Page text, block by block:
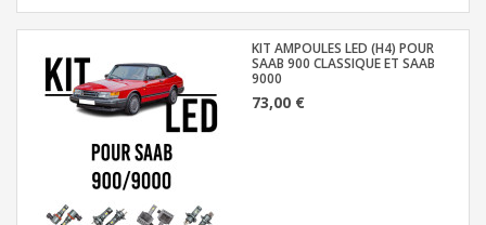
KIT AMPOULES LED (H4) POUR
SAAB 900 CLASSIQUE ET SAAB
9000
73,00 €